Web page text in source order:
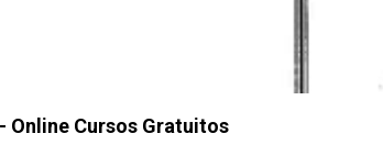
Online Cursos Gratuitos